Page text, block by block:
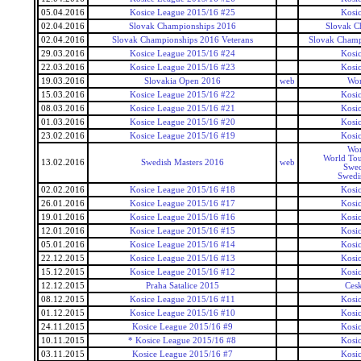
05.04.2016
Kosice League 2015/16 #25
02.04.2016
Slovak Championships 2016
Slovak
02.04.2016
Slovak Championships 2016 Veterans
Slovak
29.03.2016
Kosice League 2015/16 #24
22.03.2016
Kosice League 2015/16 #23
19.03.2016
Slovakia Open 2016 web
15.03.2016
Kosice League 2015/16 #22
08.03.2016
Kosice League 2015/16 #21
01.03.2016
Kosice League 2015/16 #20
23.02.2016
Kosice League 2015/16 #19
13.02.2016 Swedish Masters 2016 web
World
02.02.2016
Kosice League 2015/16 #18
26.01.2016
Kosice League 2015/16 #17
19.01.2016
Kosice League 2015/16 #16
12.01.2016
Kosice League 2015/16 #15
05.01.2016
Kosice League 2015/16 #14
22.12.2015
Kosice League 2015/16 #13
15.12.2015
Kosice League 2015/16 #12
12.12.2015
Praha Satalice 2015
08.12.2015
Kosice League 2015/16 #11
01.12.2015
Kosice League 2015/16 #10
24.11.2015
Kosice League 2015/16 #9
10.11.2015
* Kosice League 2015/16 #8
03.11.2015
Kosice League 2015/16 #7